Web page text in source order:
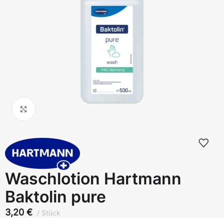
Waschlotion Hartmann
Baktolin pure
3,20 € Stück